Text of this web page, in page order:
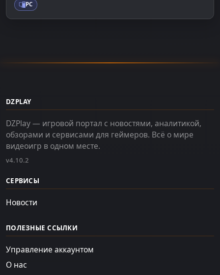
PC
DZPLAY
DZPlay — игровой портал с новостями, аналитикой,
обзорами и сервисами для геймеров. Всё о мире
видеоигр в одном месте.
v4.10.2
СЕРВИСЫ
Новости
ПОЛЕЗНЫЕ ССЫЛКИ
Управление аккаунтом
О нас